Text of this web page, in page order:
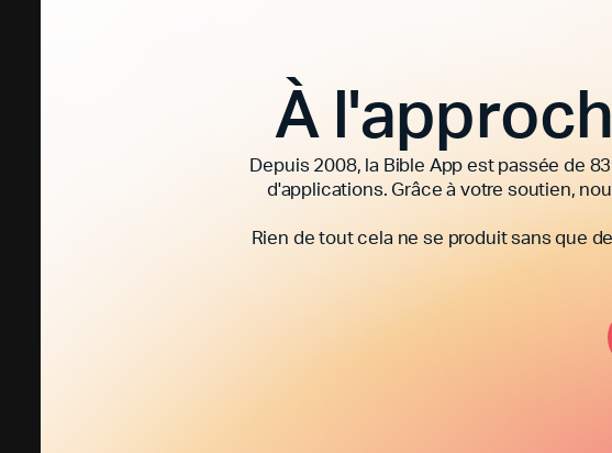
À
Depuis 2008, la Bible App est passée de
d'applications. Grâce à votre soutien,
Rien de tout cela ne se produit sans que